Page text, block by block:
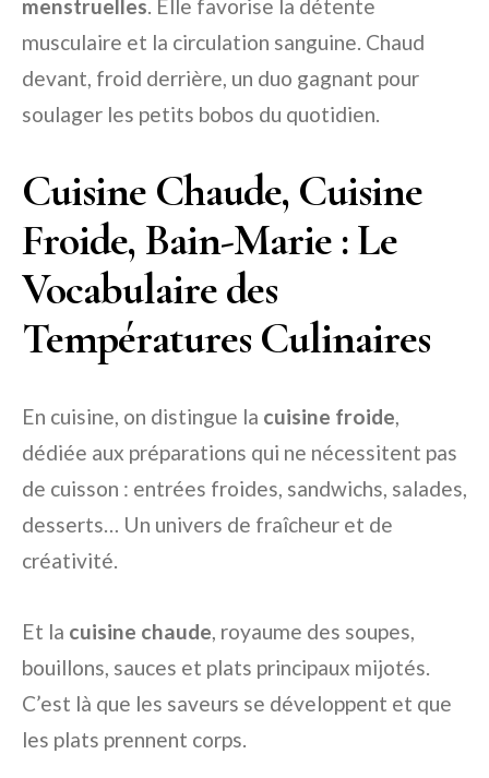
menstruelles. Elle favorise la détente
musculaire et la circulation sanguine. Chaud
devant, froid derrière, un duo gagnant pour
soulager les petits bobos du quotidien.
Cuisine Chaude, Cuisine
Froide, Bain-Marie : Le
Vocabulaire des
Températures Culinaires
En cuisine, on distingue la cuisine froide,
dédiée aux préparations qui ne nécessitent pas
de cuisson : entrées froides, sandwichs, salades,
desserts… Un univers de fraîcheur et de
créativité.
Et la cuisine chaude, royaume des soupes,
bouillons, sauces et plats principaux mijotés.
C’est là que les saveurs se développent et que
les plats prennent corps.